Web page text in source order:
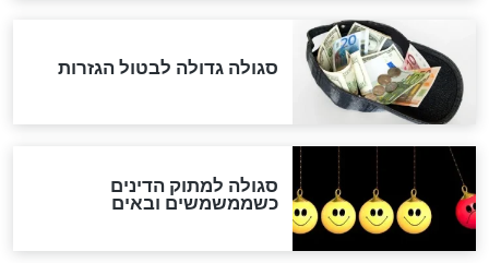
"מודה לקב"ה על כל השנים"
לכל המאמרים
אחרית הימים